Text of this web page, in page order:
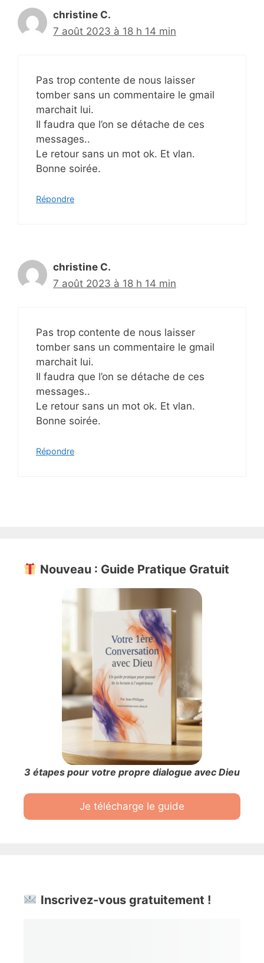
christine C.
7 août 2023 à 18 h 14 min
Pas trop contente de nous laisser
tomber sans un commentaire le gmail
marchait lui.
Il faudra que l’on se détache de ces
messages..
Le retour sans un mot ok. Et vlan.
Bonne soirée.
Répondre
christine C.
7 août 2023 à 18 h 14 min
Pas trop contente de nous laisser
tomber sans un commentaire le gmail
marchait lui.
Il faudra que l’on se détache de ces
messages..
Le retour sans un mot ok. Et vlan.
Bonne soirée.
Répondre
Nouveau : Guide Pratique Gratuit
3 étapes pour votre propre dialogue avec Dieu
Je télécharge le guide
Inscrivez-vous gratuitement !